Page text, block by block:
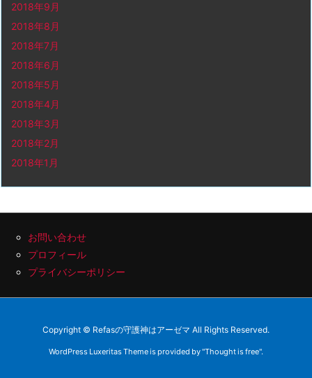
2018年9月
2018年8月
2018年7月
2018年6月
2018年5月
2018年4月
2018年3月
2018年2月
2018年1月
お問い合わせ
プロフィール
プライバシーポリシー
Copyright © Refasの守護神はアーゼマ All Rights Reserved.
WordPress Luxeritas Theme is provided by "Thought is free".